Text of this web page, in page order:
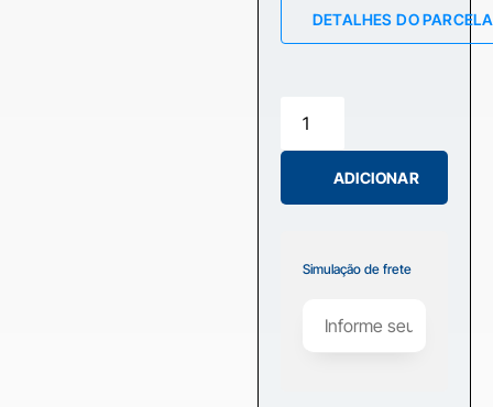
DETALHES DO
ADICIONAR
Simulação de frete